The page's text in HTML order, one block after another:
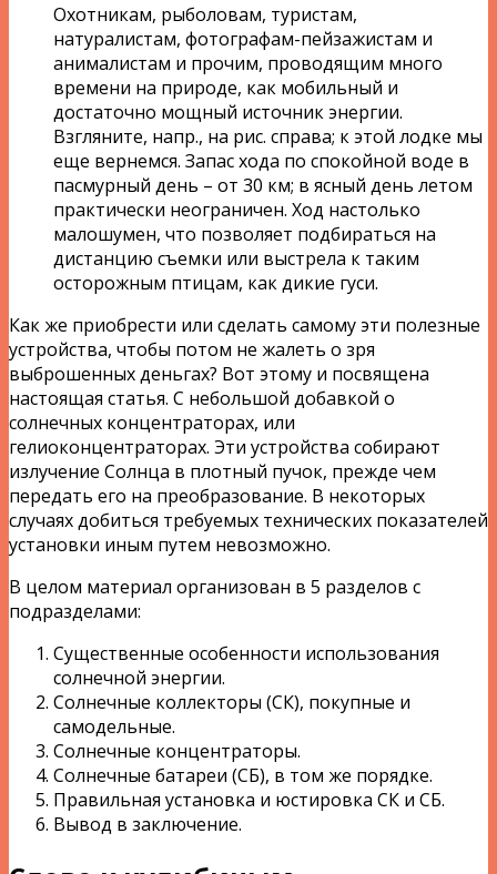
Охотникам, рыболовам, туристам,
натуралистам, фотографам-пейзажистам и
анималистам и прочим, проводящим много
времени на природе, как мобильный и
достаточно мощный источник энергии.
Взгляните, напр., на рис. справа; к этой лодке мы
еще вернемся. Запас хода по спокойной воде в
пасмурный день – от 30 км; в ясный день летом
практически неограничен. Ход настолько
малошумен, что позволяет подбираться на
дистанцию съемки или выстрела к таким
осторожным птицам, как дикие гуси.
Как же приобрести или сделать самому эти полезные
устройства, чтобы потом не жалеть о зря
выброшенных деньгах? Вот этому и посвящена
настоящая статья. С небольшой добавкой о
солнечных концентраторах, или
гелиоконцентраторах. Эти устройства собирают
излучение Солнца в плотный пучок, прежде чем
передать его на преобразование. В некоторых
случаях добиться требуемых технических показателей
установки иным путем невозможно.
В целом материал организован в 5 разделов с
подразделами:
Существенные особенности использования
солнечной энергии.
Солнечные коллекторы (СК), покупные и
самодельные.
Солнечные концентраторы.
Солнечные батареи (СБ), в том же порядке.
Правильная установка и юстировка СК и СБ.
Вывод в заключение.